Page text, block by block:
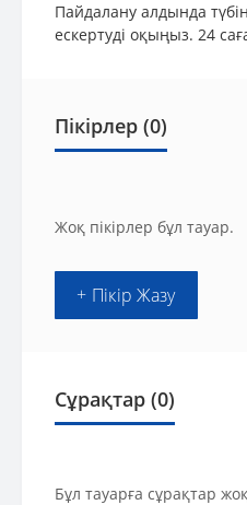
Пайдалану алдында
ескертуді оқыңыз. 24
Пікірлер (0)
Жоқ пікірлер бұл тауар.
+ Пікір Жазу
Сұрақтар (0)
Бұл тауарға сұрақтар